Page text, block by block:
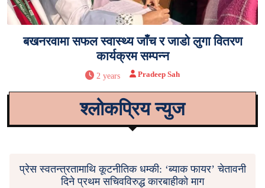
बखनरवामा सफल स्वास्थ्य जाँच र जाडो लुगा वितरण
कार्यक्रम सम्पन्न
2 years Pradeep Sah
श्लोकप्रिय न्युज
प्रेस स्वतन्त्रतामाथि कूटनीतिक धम्की: ‘ब्याक फायर’ चेतावनी
दिने प्रथम सचिवविरुद्ध कारबाहीको माग